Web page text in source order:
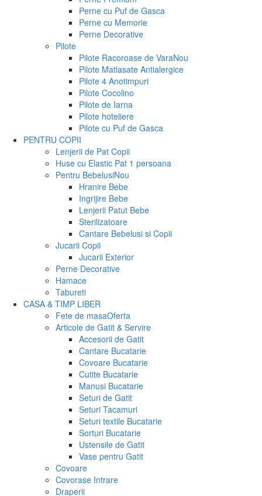
Perne cu Puf de Gasca
Perne cu Memorie
Perne Decorative
Pilote
Pilote Racoroase de VaraNou
Pilote Matlasate Antialergice
Pilote 4 Anotimpuri
Pilote Cocolino
Pilote de Iarna
Pilote hoteliere
Pilote cu Puf de Gasca
PENTRU COPII
Lenjerii de Pat Copii
Huse cu Elastic Pat 1 persoana
Pentru BebelusiNou
Hranire Bebe
Ingrijire Bebe
Lenjerii Patut Bebe
Sterilizatoare
Cantare Bebelusi si Copii
Jucarii Copii
Jucarii Exterior
Perne Decorative
Hamace
Tabureti
CASA & TIMP LIBER
Fete de masaOferta
Articole de Gatit & Servire
Accesorii de Gatit
Cantare Bucatarie
Covoare Bucatarie
Cutite Bucatarie
Manusi Bucatarie
Seturi de Gatit
Seturi Tacamuri
Seturi textile Bucatarie
Sorturi Bucatarie
Ustensile de Gatit
Vase pentru Gatit
Covoare
Covorase Intrare
Draperii